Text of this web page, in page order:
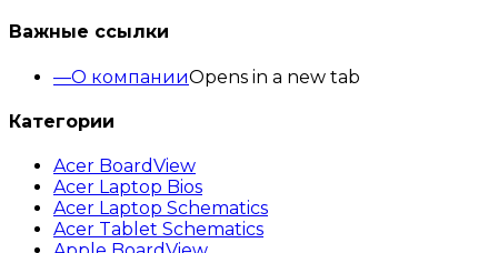
Важные ссылки
О компанииOpens in a new tab
Категории
Acer BoardView
Acer Laptop Bios
Acer Laptop Schematics
Acer Tablet Schematics